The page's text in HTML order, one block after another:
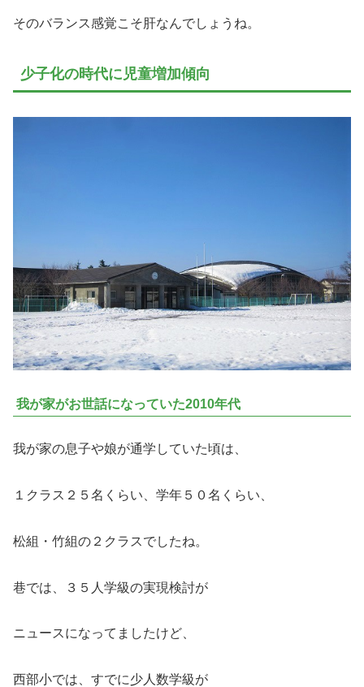
そのバランス感覚こそ肝なんでしょうね。
少子化の時代に児童増加傾向
我が家がお世話になっていた2010年代
我が家の息子や娘が通学していた頃は、
１クラス２５名くらい、学年５０名くらい、
松組・竹組の２クラスでしたね。
巷では、３５人学級の実現検討が
ニュースになってましたけど、
西部小では、すでに少人数学級が